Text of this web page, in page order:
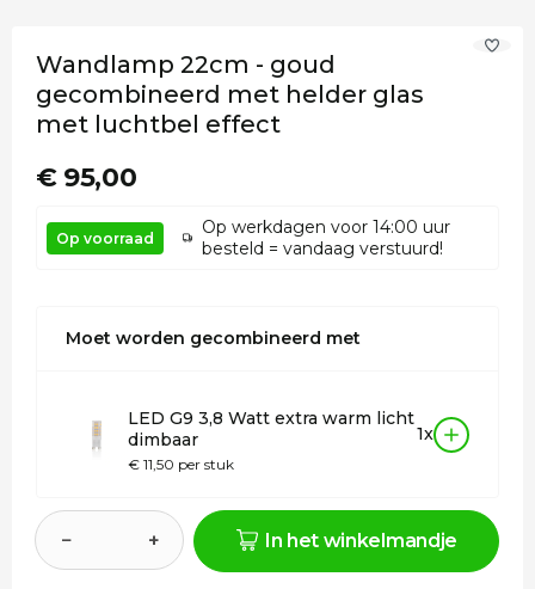
Wandlamp 22cm - goud
gecombineerd met helder glas
met luchtbel effect
€ 95,00
Op voorraad
Op werkdagen voor 14:00 uur
besteld = vandaag verstuurd!
Moet worden gecombineerd met
LED G9 3,8 Watt extra warm licht
dimbaar
€ 11,50 per stuk
1x
− + In het winkelmandje